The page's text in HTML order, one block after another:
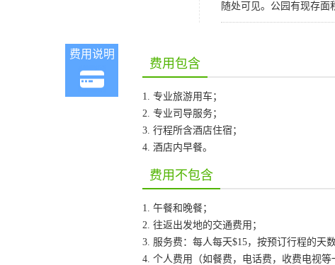
随处可见。公园有现存面
费用说明
费用包含
1. 专业旅游用车；
2. 专业司导服务；
3. 行程所含酒店住宿；
4. 酒店内早餐。
费用不包含
1. 午餐和晚餐；
2. 往返出发地的交通费用；
3. 服务费：每人每天$15，按预订行程的天
4. 个人费用（如餐费，电话费，收费电视等